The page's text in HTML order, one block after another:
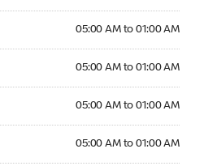
05:00 AM to 01:00 AM
05:00 AM to 01:00 AM
05:00 AM to 01:00 AM
05:00 AM to 01:00 AM